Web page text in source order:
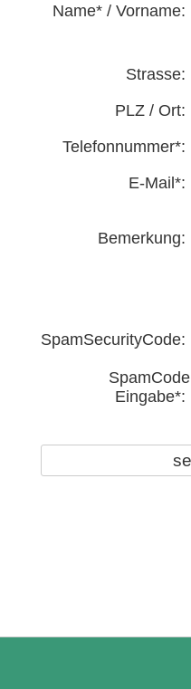
Name* / Vorname:
Strasse:
PLZ / Ort:
Telefonnummer*:
E-Mail*:
Bemerkung:
SpamSecurityCode:
SpamCode
Eingabe*: